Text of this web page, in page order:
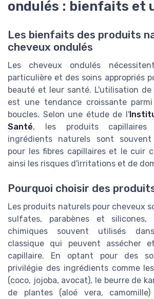
ondulés : bienfaits et
Les bienfaits des produits
cheveux ondulés
Les cheveux ondulés
particulière et des soins appropriés
beauté et leur santé. L'utilisation
est une tendance croissante
boucles. Selon une étude de l'
Santé, les produits capillaires
ingrédients naturels sont
pour les fibres capillaires et le cuir
ainsi les risques d'irritations et de
Pourquoi choisir des
Les produits naturels pour cheveux
sulfates, parabènes et silicones,
chimiques souvent utilisés
classique qui peuvent assécher
capillaire. En optant pour des
privilégie des ingrédients comme
(coco, jojoba, avocat), le beurre de
de plantes (aloé vera,